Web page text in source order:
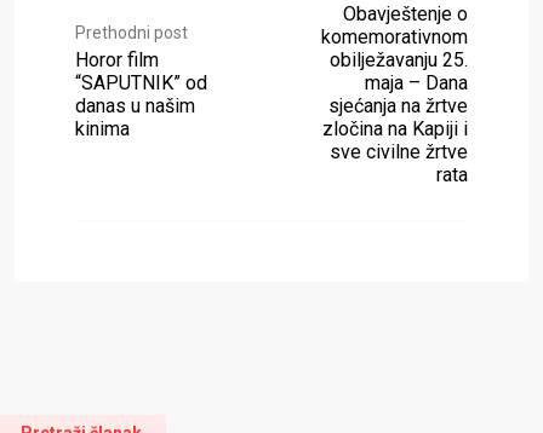
Prethodni post
Horor film
“SAPUTNIK” od
danas u našim
kinima
Obavještenje o
komemorativnom
obilježavanju 25.
maja – Dana
sjećanja na žrtve
zločina na Kapiji i
sve civilne žrtve
rata